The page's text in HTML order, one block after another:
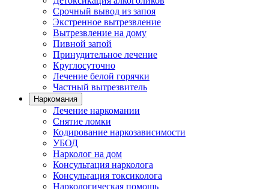
Срочный вывод из запоя
Экстренное вытрезвление
Вытрезвление на дому
Пивной запой
Принудительное лечение
Круглосуточно
Лечение белой горячки
Частный вытрезвитель
Наркомания
Лечение наркомании
Снятие ломки
Кодирование наркозависимости
УБОД
Нарколог на дом
Консультация нарколога
Консультация токсиколога
Наркологическая помощь